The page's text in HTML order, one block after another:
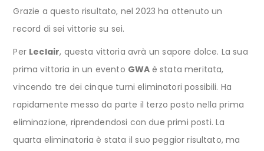
Grazie a questo risultato, nel 2023 ha ottenuto un
record di sei vittorie su sei.
Per Leclair, questa vittoria avrà un sapore dolce. La sua
prima vittoria in un evento GWA è stata meritata,
vincendo tre dei cinque turni eliminatori possibili. Ha
rapidamente messo da parte il terzo posto nella prima
eliminazione, riprendendosi con due primi posti. La
quarta eliminatoria è stata il suo peggior risultato, ma